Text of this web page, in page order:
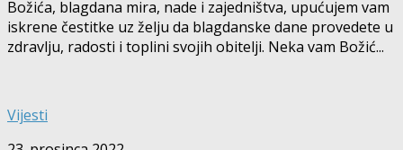
Božića, blagdana mira, nade i zajedništva, upućujem vam
iskrene čestitke uz želju da blagdanske dane provedete u
zdravlju, radosti i toplini svojih obitelji. Neka vam Božić...
Vijesti